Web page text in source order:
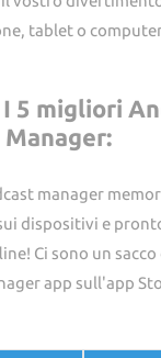
tablet o
5 migliori
Manager:
manager
dispositivi e
Ci sono un
app sull'app